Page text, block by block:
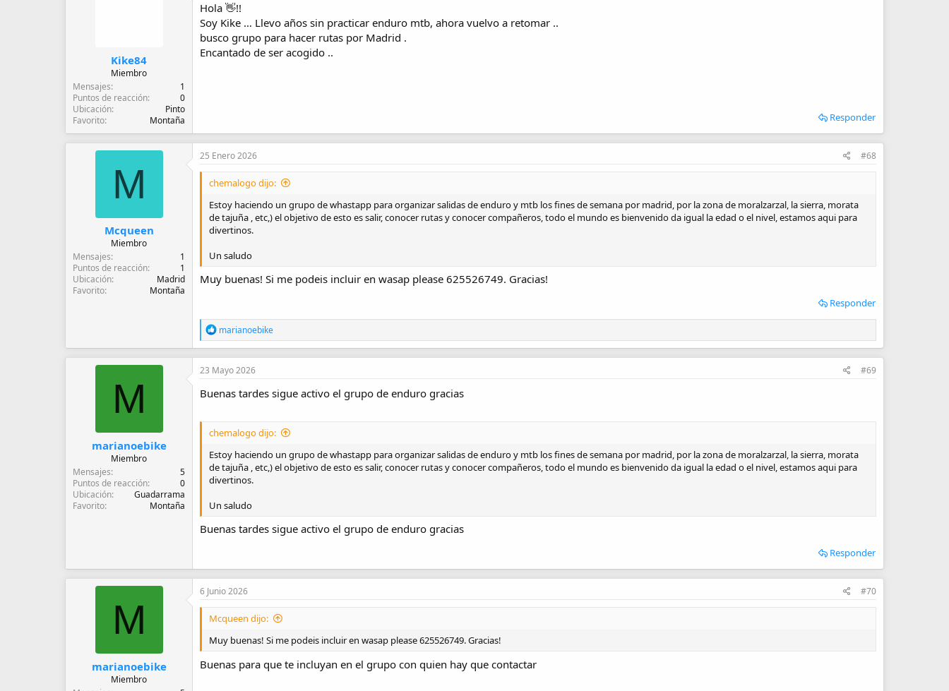
Kike84
Miembro
Mensajes
1
Puntos de reacción
0
Ubicación
Pinto
Favorito
Montaña
Hola 👋!!
Soy Kike … Llevo años sin practicar enduro mtb, ahora vuelvo a retomar ..
busco grupo para hacer rutas por Madrid .
Encantado de ser acogido ..
Responder
M
Mcqueen
Miembro
Mensajes
1
Puntos de reacción
1
Ubicación
Madrid
Favorito
Montaña
25 Enero 2026 #68
chemalogo dijo:
Estoy haciendo un grupo de whastapp para organizar salidas de enduro y mtb los fines de semana por madrid, por la zona de moralzarzal, la sierra, morata
de tajuña , etc,) el objetivo de esto es salir, conocer rutas y conocer compañeros, todo el mundo es bienvenido da igual la edad o el nivel, estamos aqui para
divertinos.
Un saludo
Muy buenas! Si me podeis incluir en wasap please 625526749. Gracias!
Responder
R
e
a
c
o
s
marianoebike
M
marianoebike
Miembro
Mensajes
5
Puntos de reacción
0
Ubicación
Guadarrama
Favorito
Montaña
23 Mayo 2026 #69
Buenas tardes sigue activo el grupo de enduro gracias
chemalogo dijo:
Estoy haciendo un grupo de whastapp para organizar salidas de enduro y mtb los fines de semana por madrid, por la zona de moralzarzal, la sierra, morata
de tajuña , etc,) el objetivo de esto es salir, conocer rutas y conocer compañeros, todo el mundo es bienvenido da igual la edad o el nivel, estamos aqui para
divertinos.
Un saludo
Buenas tardes sigue activo el grupo de enduro gracias
Responder
M
marianoebike
Miembro
6 Junio 2026 #70
Mcqueen dijo:
Muy buenas! Si me podeis incluir en wasap please 625526749. Gracias!
Buenas para que te incluyan en el grupo con quien hay que contactar